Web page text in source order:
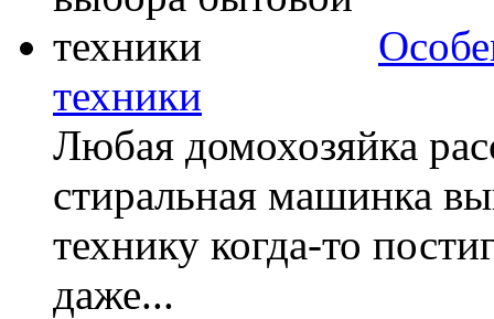
техники
Любая домохозяйка
стиральная машинка
технику когда-то
даже...